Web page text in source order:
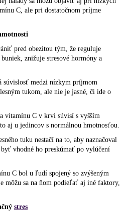
C, ale pri dostatočnom príjme
pred obezitou tým, že reguluje
znižuje stresové hormóny a
súvislosť medzi nízkym príjmom
tukom, ale nie je jasné, či ide o
vitamínu C v krvi súvisí s vyšším
aj u jedincov s normálnou hmotnosťou.
tuku nestačí na to, aby naznačoval
vhodné ho preskúmať po vylúčení
C bol u ľudí spojený so zvýšeným
môžu sa na ňom podieľať aj iné faktory,
stres